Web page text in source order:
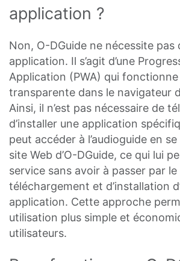
application ?
Non, O-DGuide ne nécessite pas
application. Il s’agit d’une
Application (PWA) qui
transparente dans le navigateur
Ainsi, il n’est pas nécessaire de
d’installer une application
peut accéder à l’audioguide en
site Web d’O-DGuide, ce qui lui
service sans avoir à passer par
téléchargement et d’installation
application. Cette approche
utilisation plus simple et
utilisateurs.